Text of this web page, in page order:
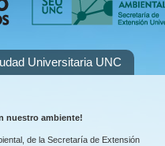
Universitaria UNC
nuestro ambiente!
de la Secretaría de Extensión